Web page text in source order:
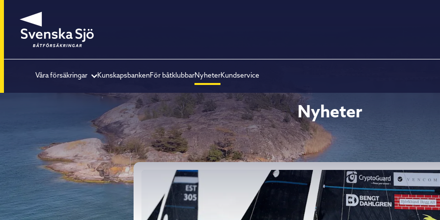
Våra försäkringar KunskapsbankenFör båtklubbarNyheterKundservice
Nyheter